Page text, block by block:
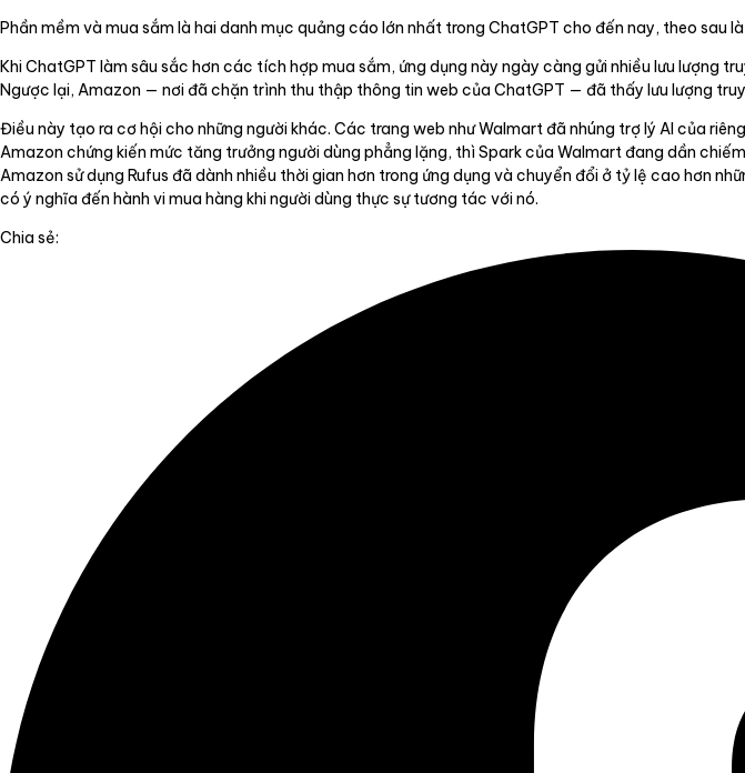
Phần mềm và mua sắm là hai danh mục quảng cáo lớn nhất trong ChatGPT cho đến nay, theo sau
Khi ChatGPT làm sâu sắc hơn các tích hợp mua sắm, ứng dụng này ngày càng gửi nhiều lưu lượng
Ngược lại, Amazon — nơi đã chặn trình thu thập thông tin web của ChatGPT — đã thấy lưu lượng
Điều này tạo ra cơ hội cho những người khác. Các trang web như Walmart đã nhúng trợ lý AI của
Amazon chứng kiến mức tăng trưởng người dùng phẳng lặng, thì Spark của Walmart đang dần
Amazon sử dụng Rufus đã dành nhiều thời gian hơn trong ứng dụng và chuyển đổi ở tỷ lệ cao hơn
có ý nghĩa đến hành vi mua hàng khi người dùng thực sự tương tác với nó.
Chia sẻ: